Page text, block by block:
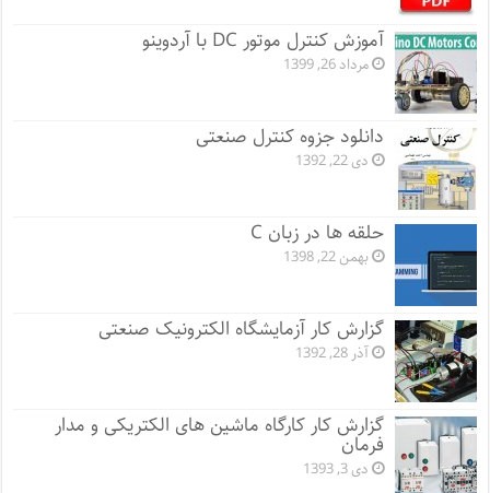
آموزش کنترل موتور DC با آردوینو
مرداد 26, 1399
دانلود جزوه کنترل صنعتی
دی 22, 1392
حلقه ها در زبان C
بهمن 22, 1398
گزارش کار آزمایشگاه الکترونیک صنعتی
آذر 28, 1392
گزارش کار کارگاه ماشین های الکتریکی و مدار
فرمان
دی 3, 1393